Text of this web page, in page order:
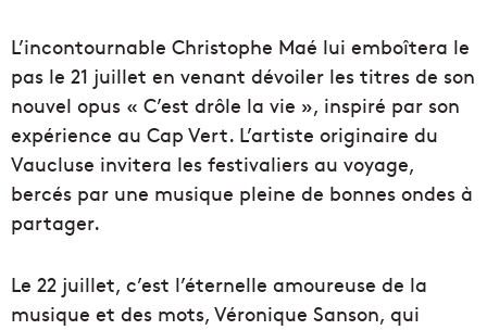
L’incontournable Christophe Maé lui emboîtera le
pas le 21 juillet en venant dévoiler les titres de son
nouvel opus « C’est drôle la vie », inspiré par son
expérience au Cap Vert. L’artiste originaire du
Vaucluse invitera les festivaliers au voyage,
bercés par une musique pleine de bonnes ondes à
partager.
Le 22 juillet, c’est l’éternelle amoureuse de la
musique et des mots, Véronique Sanson, qui